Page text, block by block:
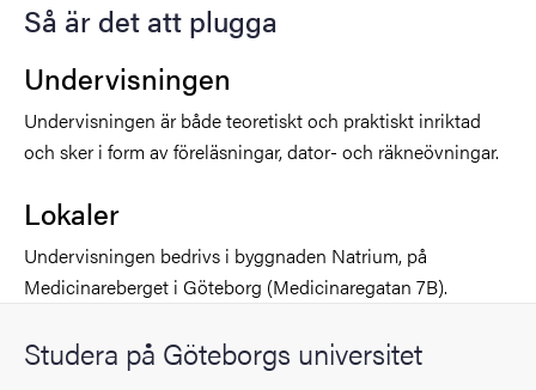
Så är det att plugga
Undervisningen
Undervisningen är både teoretiskt och praktiskt inriktad
och sker i form av föreläsningar, dator- och räkneövningar.
Lokaler
Undervisningen bedrivs i byggnaden Natrium, på
Medicinareberget i Göteborg (Medicinaregatan 7B).
Studera på Göteborgs universitet